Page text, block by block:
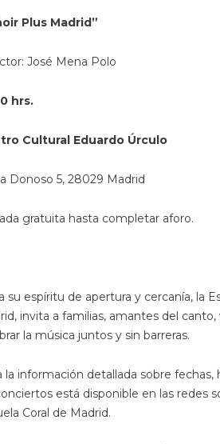
Plus Madrid”
José Mena Polo
hrs.
Cultural Eduardo Úrculo
Donoso 5, 28029 Madrid
gratuita hasta completar aforo.
su espíritu de apertura y cercanía, la
invita a familias, amantes del
la música juntos y sin barreras.
la información detallada sobre fechas,
está disponible en las redes
Coral de Madrid.